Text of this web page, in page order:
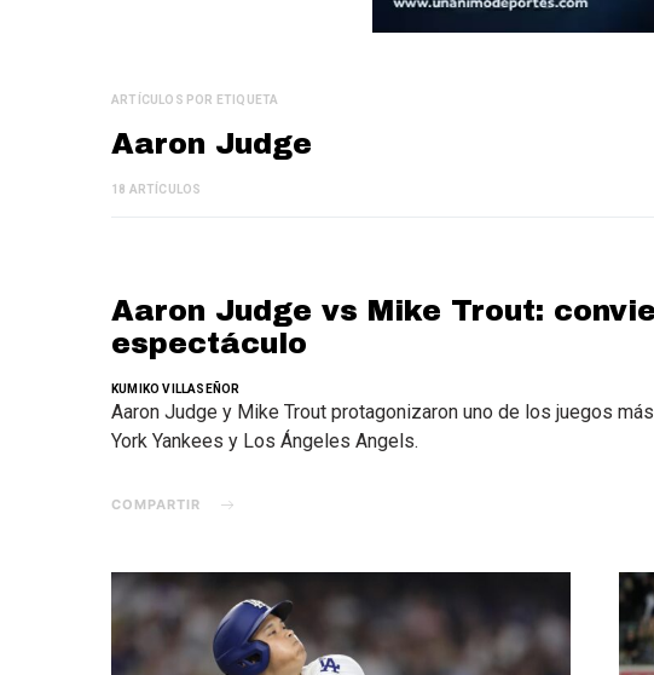
ARTÍCULOS POR ETIQUETA
Aaron Judge
18 ARTÍCULOS
Aaron Judge vs Mike Trout:
espectáculo
KUMIKO VILLASEÑOR
Aaron Judge y Mike Trout protagonizaron uno de los juegos
York Yankees y Los Ángeles Angels.
COMPARTIR